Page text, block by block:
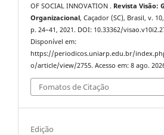
OF SOCIAL INNOVATION . Revista Visão:
Organizacional, Caçador (SC), Brasil, v.
p. 24–41, 2021. DOI: 10.33362/
Disponível em:
https://periodicos.uniarp.edu.br/
o/article/view/2755. Acesso em: 8 ago.
Fomatos de Citação
Edição